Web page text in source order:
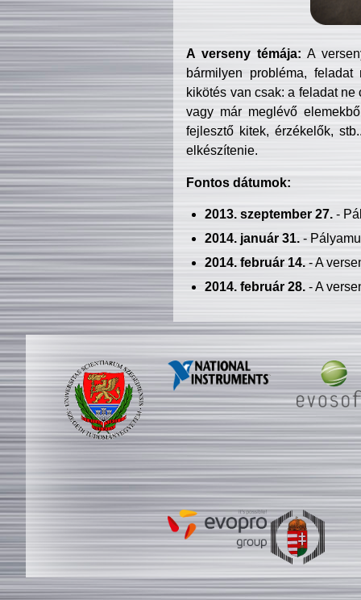
A verseny témája: A
bármilyen probléma, feladat
kikötés van csak: a feladat
vagy már meglévő
fejlesztő kitek, érzékelők,
elkészítenie.
Fontos dátumok:
2013. szeptember 27.-
2014. január 31.-
2014. február 14.- A
2014. február 28.- A